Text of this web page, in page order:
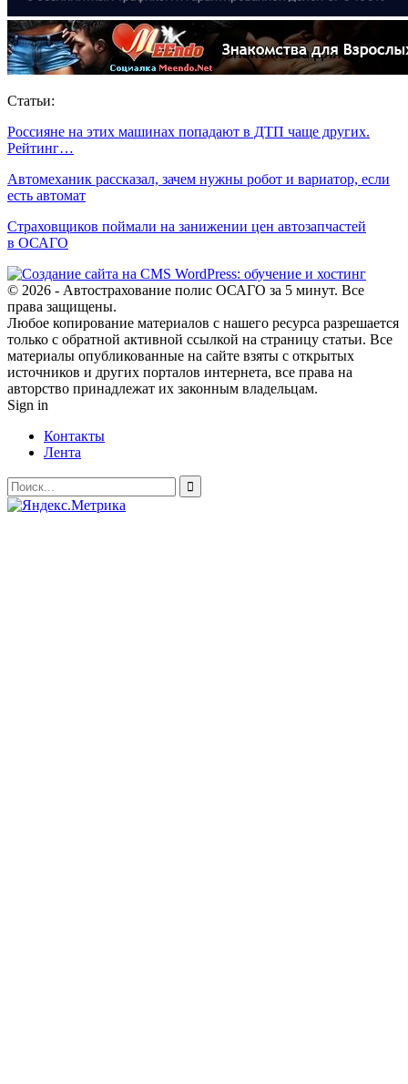
Статьи:
Россияне на этих машинах попадают в ДТП чаще других.
Рейтинг…
Автомеханик рассказал, зачем нужны робот и вариатор, если
есть автомат
Cтраховщиков поймали на занижении цен автозапчастей
в ОСАГО
© 2026 - Автострахование полис ОСАГО за 5 минут. Все
права защищены.
Любое копирование материалов с нашего ресурса разрешается
только с обратной активной ссылкой на страницу статьи. Все
материалы опубликованные на сайте взяты с открытых
источников и других порталов интернета, все права на
авторство принадлежат их законным владельцам.
Sign in
Контакты
Лента